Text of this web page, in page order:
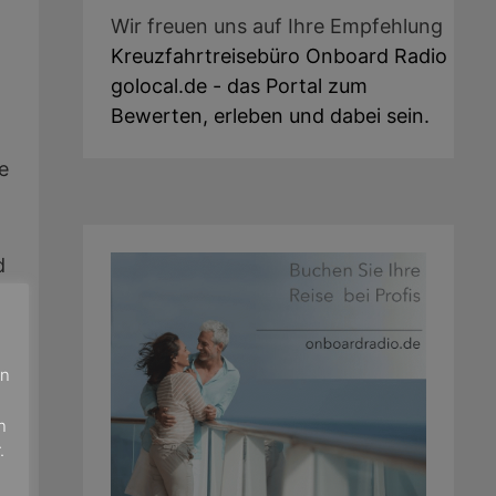
Wir freuen uns auf Ihre Empfehlung
Kreuzfahrtreisebüro Onboard Radio
golocal.de - das Portal zum
Bewerten, erleben und dabei sein.